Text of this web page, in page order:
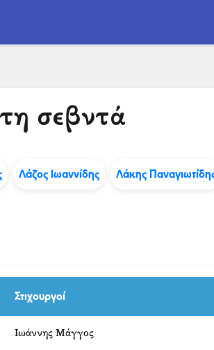
σεβντά
Λάζος Ιωαννίδης Λάκης
Στιχουργοί
Ιωάννης Μάγγος